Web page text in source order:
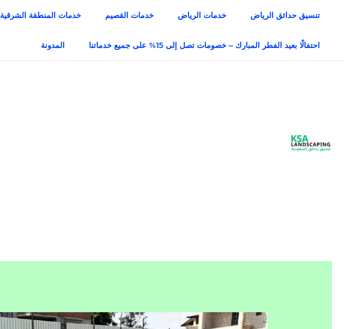
المحتوى
تنسيق حدائق الرياض خدمات الرياض خدمات القصيم خدمات المنطقة الشرقية
احتفالًا بعيد الفطر المبارك – خصومات تصل إلى 15% على جميع خدماتنا المدونة